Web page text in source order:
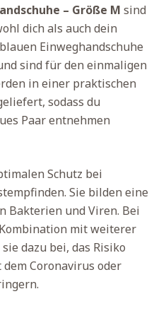
– Größe M sind
dich als auch dein
Einweghandschuhe
sind für den einmaligen
in einer praktischen
sodass du
Paar entnehmen
Schutz bei
Sie bilden eine
Bakterien und Viren. Bei
mit weiterer
dazu bei, das Risiko
Coronavirus oder